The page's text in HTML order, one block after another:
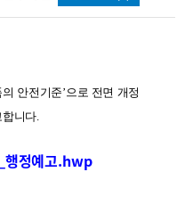
안전기준’으로 전면 개정
니다.
행정예고.hwp